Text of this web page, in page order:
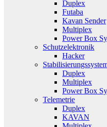
Duplex
Futaba
Kavan Sender
Multiplex
Power Box
Schutzelektronik
Hacker
Duplex
Multiplex
Power Box
Telemetrie
Duplex
KAVAN